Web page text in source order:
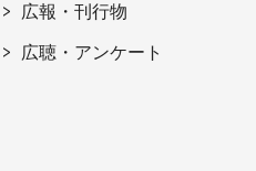
広報・刊行物
広聴・アンケート